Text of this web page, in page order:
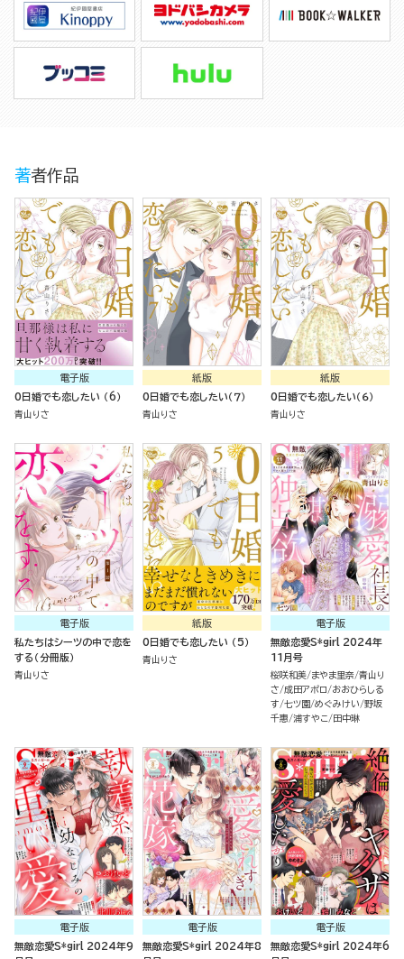
著者作品
電子版
0日婚でも恋したい （6）
青山りさ
紙版
0日婚でも恋したい（７）
青山りさ
紙版
0日婚でも恋したい（６）
青山りさ
電子版
私たちはシーツの中で恋を
する（分冊版）
青山りさ
紙版
0日婚でも恋したい （5）
青山りさ
電子版
無敵恋愛S*girl 2024年
11月号
桜咲和美 まやま里奈 青山り
さ 成田アポロ
おおひらしる
す 七ツ園 めぐみけい 野坂
千惠 浦すやこ 田中琳
電子版
無敵恋愛S*girl 2024年9
電子版
無敵恋愛S*girl 2024年8
電子版
無敵恋愛S*girl 2024年6